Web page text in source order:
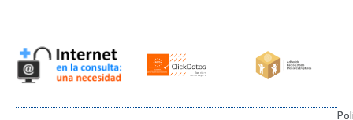
Chiroflu
de